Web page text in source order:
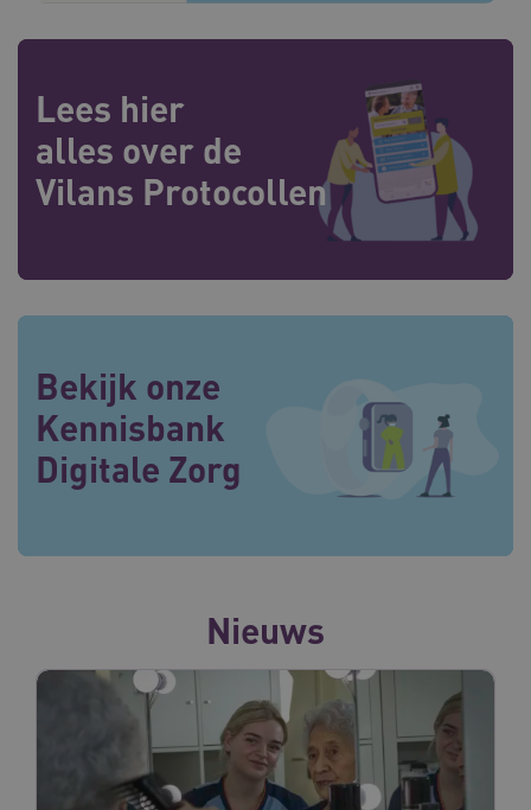
Lees hier
alles over de
Vilans Protocollen
Bekijk onze
Kennisbank
Digitale Zorg
Nieuws